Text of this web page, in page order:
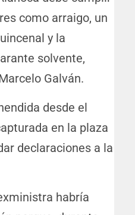
como arraigo, un
y la
solvente,
Galván.
desde el
en la plaza
declaraciones a la
habría